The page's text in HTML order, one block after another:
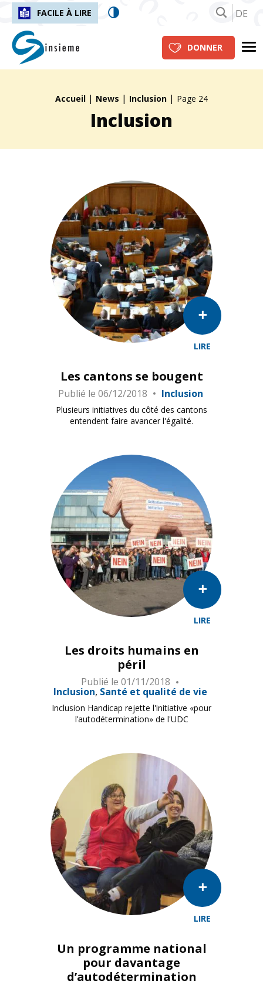
FACILE À LIRE DE
insieme.ch
DONNER
Fil d'Ariane :Accueil | News | Inclusion | Page 24
Inclusion
LIRE
Les cantons se bougent
Publié le 06/12/2018 Inclusion
Plusieurs initiatives du côté des cantons
entendent faire avancer l'égalité.
LIRE
Les droits humains en
péril
Publié le 01/11/2018
Inclusion Santé et qualité de vie
Inclusion Handicap rejette l'initiative «pour
l’autodétermination» de l'UDC
LIRE
Un programme national
pour davantage
d’autodétermination